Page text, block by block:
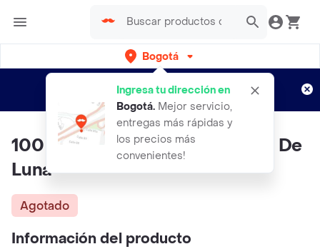
Bogotá
Ingresa tu dirección en
Bogotá. Mejor servicio,
entregas más rápidas y
los precios más
convenientes!
envíos gratis por semanas
Aplican TyC
100 Semillas Orgánicas De Flor De
Luna
Agotado
Información del producto